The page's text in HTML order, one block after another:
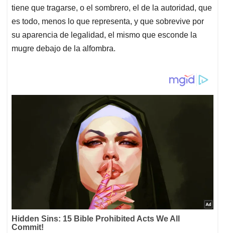
tiene que tragarse, o el sombrero, el de la autoridad, que
es todo, menos lo que representa, y que sobrevive por
su aparencia de legalidad, el mismo que esconde la
mugre debajo de la alfombra.